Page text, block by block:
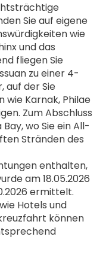
Sie auf eigene
wie
und das
fliegen Sie
zu einer 4-
auf der Sie
Karnak, Philae
Zum Abschluss
wo Sie ein All-
Stränden des
enthalten,
am 18.05.2026
ermittelt.
Hotels und
können